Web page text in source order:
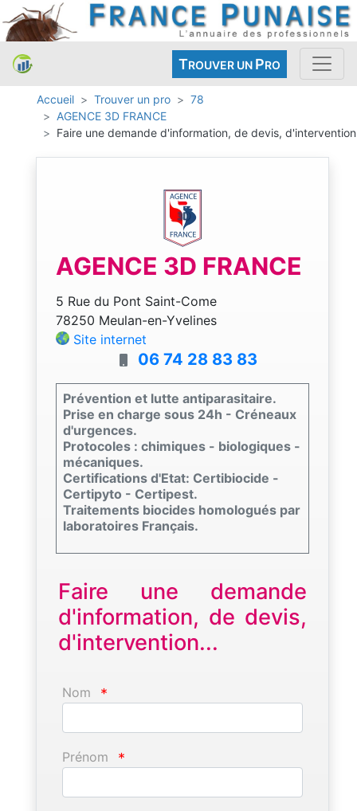
TROUVER UN PRO
Accueil Trouver un pro
78
AGENCE 3D FRANCE
Faire une demande d'information, de devis, d'intervention
AGENCE 3D FRANCE
5 Rue du Pont Saint-Come
78250 Meulan-en-Yvelines
Site internet
06 74 28 83 83
Prévention et lutte antiparasitaire.
Prise en charge sous 24h - Créneaux
d'urgences.
Protocoles : chimiques - biologiques -
mécaniques.
Certifications d'Etat: Certibiocide -
Certipyto - Certipest.
Traitements biocides homologués par
laboratoires Français.
Faire une demande
d'information, de devis,
d'intervention...
Nom *
Prénom *